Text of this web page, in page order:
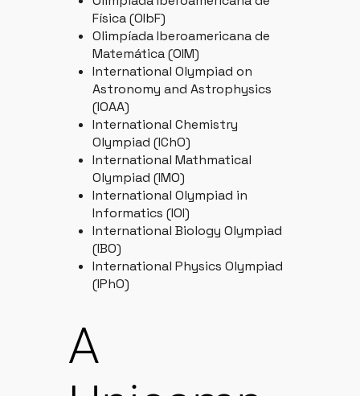
Física (OIbF)
Olimpíada Iberoamericana de
Matemática (OIM)
International Olympiad on
Astronomy and Astrophysics
(IOAA)
International Chemistry
Olympiad (IChO)
International Mathmatical
Olympiad (IMO)
International Olympiad in
Informatics (IOI)
International Biology Olympiad
(IBO)
International Physics Olympiad
(IPhO)
A